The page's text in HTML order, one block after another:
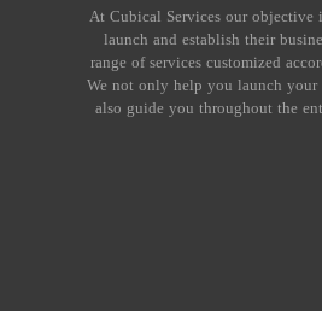
At Cubical Services our objective
launch and establish their
range of services customized
We not only help you launch
also guide you throughout the